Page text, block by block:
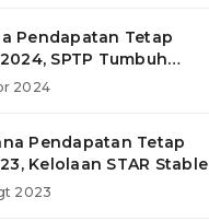
Pendapatan Tetap
SPTP Tumbuh
2024
Pendapatan Tetap
Kelolaan STAR Stable
YTD
2023